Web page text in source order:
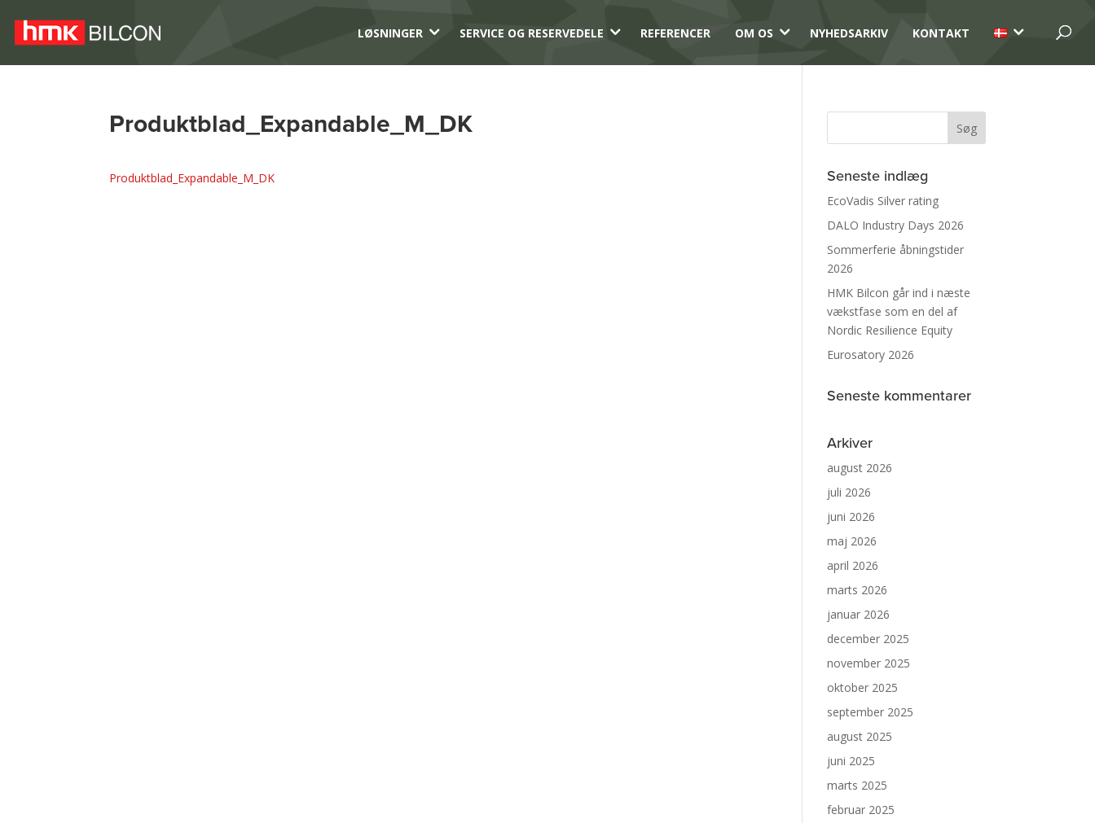
LØSNINGER 3 SERVICE OG RESERVEDELE 3 REFERENCER OM OS 3 NYHEDSARKIV KONTAKT 3
Produktblad_Expandable_M_DK
Produktblad_Expandable_M_DK Seneste indlæg
EcoVadis Silver rating
DALO Industry Days 2026
Sommerferie åbningstider
2026
HMK Bilcon går ind i næste
vækstfase som en del af
Nordic Resilience Equity
Eurosatory 2026
Seneste kommentarer
Arkiver
august 2026
juli 2026
juni 2026
maj 2026
april 2026
marts 2026
januar 2026
december 2025
november 2025
oktober 2025
september 2025
august 2025
juni 2025
marts 2025
februar 2025